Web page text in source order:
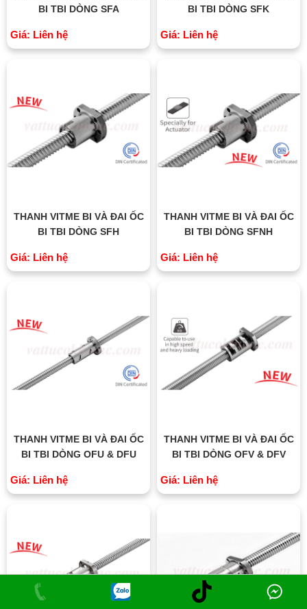
BI TBI DÒNG SFA
Giá: Liên hệ
BI TBI DÒNG SFK
Giá: Liên hệ
THANH VITME BI VÀ ĐAI ỐC
BI TBI DÒNG SFH
Giá: Liên hệ
THANH VITME BI VÀ ĐAI ỐC
BI TBI DÒNG SFNH
Giá: Liên hệ
THANH VITME BI VÀ ĐAI ỐC
BI TBI DÒNG OFU & DFU
Giá: Liên hệ
THANH VITME BI VÀ ĐAI ỐC
BI TBI DÒNG OFV & DFV
Giá: Liên hệ